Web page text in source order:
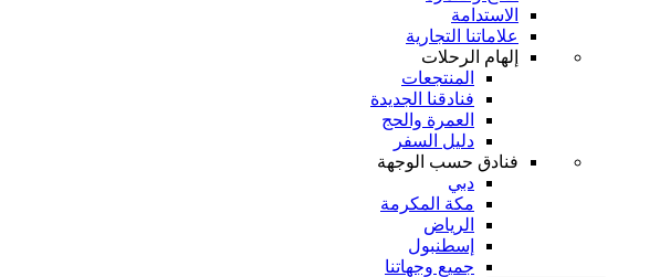
الاستدامة
علاماتنا التجارية
إلهام الرحلات
المنتجعات
فنادقنا الجديدة
العمرة والحج
دليل السفر
فنادق حسب الوجهة
دبي
مكة المكرمة
الرياض
إسطنبول
جميع وجهاتنا